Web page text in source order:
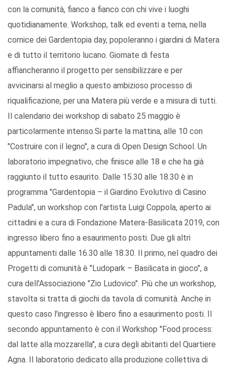
con la comunità, fianco a fianco con chi vive i luoghi
quotidianamente. Workshop, talk ed eventi a tema, nella
cornice dei Gardentopia day, popoleranno i giardini di Matera
e di tutto il territorio lucano. Giornate di festa
affiancheranno il progetto per sensibilizzare e per
avvicinarsi al meglio a questo ambizioso processo di
riqualificazione, per una Matera più verde e a misura di tutti.
Il calendario dei workshop di sabato 25 maggio è
particolarmente intenso.Si parte la mattina, alle 10 con
"Costruire con il legno", a cura di Open Design School. Un
laboratorio impegnativo, che finisce alle 18 e che ha già
raggiunto il tutto esaurito. Dalle 15.30 alle 18.30 è in
programma "Gardentopia – il Giardino Evolutivo di Casino
Padula", un workshop con l'artista Luigi Coppola, aperto ai
cittadini e a cura di Fondazione Matera-Basilicata 2019, con
ingresso libero fino a esaurimento posti. Due gli altri
appuntamenti dalle 16.30 alle 18.30. Il primo, nel quadro dei
Progetti di comunità è "Ludopark – Basilicata in gioco", a
cura dell'Associazione "Zio Ludovico". Più che un workshop,
stavolta si tratta di giochi da tavola di comunità. Anche in
questo caso l'ingresso è libero fino a esaurimento posti. Il
secondo appuntamento è con il Workshop "Food process:
dal latte alla mozzarella", a cura degli abitanti del Quartiere
Agna. Il laboratorio dedicato alla produzione collettiva di